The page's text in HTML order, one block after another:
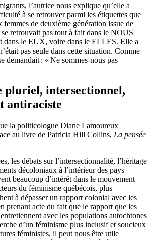
l’autrice nous explique qu’elle a
à se retrouver parmi les étiquettes que
de deuxième génération issue de
retrouvait pas tout à fait dans le NOUS
dans le EUX, voire dans le ELLES. Elle a
pas seule dans cette situation. Comme
demandait : « Ne sommes-nous pas
pluriel, intersectionnel,
antiraciste
la politicologue Diane Lamoureux
au livre de Patricia Hill Collins, La pensée
les débats sur l’intersectionnalité, l’héritage
décoloniaux à l’intérieur des pays
beaucoup d’intérêt dans le mouvement
du féminisme québécois, plus
à dépasser un rapport colonial avec les
prenant acte du fait que le rapport que les
avec les populations autochtones
d’un féminisme plus inclusif et soucieux
féministes, il peut nous être utile